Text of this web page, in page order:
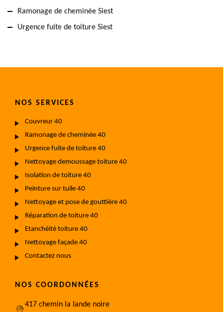
Ramonage de cheminée Siest
Urgence fuite de toiture Siest
NOS SERVICES
Couvreur 40
Ramonage de cheminée 40
Urgence fuite de toiture 40
Nettoyage demoussage toiture 40
Isolation de toiture 40
Peinture sur tuile 40
Nettoyage et pose de gouttière 40
Réparation de toiture 40
Etanchéité toiture 40
Nettoyage façade 40
Contactez nous
NOS COORDONNÉES
417 chemin la lande noire